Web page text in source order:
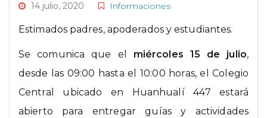
14 julio, 2020 Informaciones
Estimados padres, apoderados y estudiantes.
Se comunica que el miércoles 15 de julio,
desde las 09:00 hasta el 10:00 horas, el Colegio
Central ubicado en Huanhualí 447 estará
abierto para entregar guías y actividades